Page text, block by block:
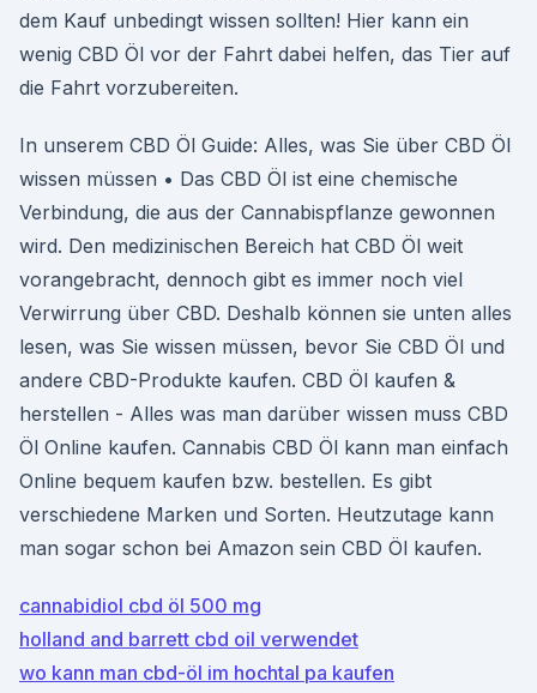
dem Kauf unbedingt wissen sollten! Hier kann ein
wenig CBD Öl vor der Fahrt dabei helfen, das Tier auf
die Fahrt vorzubereiten.
In unserem CBD Öl Guide: Alles, was Sie über CBD Öl
wissen müssen • Das CBD Öl ist eine chemische
Verbindung, die aus der Cannabispflanze gewonnen
wird. Den medizinischen Bereich hat CBD Öl weit
vorangebracht, dennoch gibt es immer noch viel
Verwirrung über CBD. Deshalb können sie unten alles
lesen, was Sie wissen müssen, bevor Sie CBD Öl und
andere CBD-Produkte kaufen. CBD Öl kaufen &
herstellen - Alles was man darüber wissen muss CBD
Öl Online kaufen. Cannabis CBD Öl kann man einfach
Online bequem kaufen bzw. bestellen. Es gibt
verschiedene Marken und Sorten. Heutzutage kann
man sogar schon bei Amazon sein CBD Öl kaufen.
cannabidiol cbd öl 500 mg
holland and barrett cbd oil verwendet
wo kann man cbd-öl im hochtal pa kaufen